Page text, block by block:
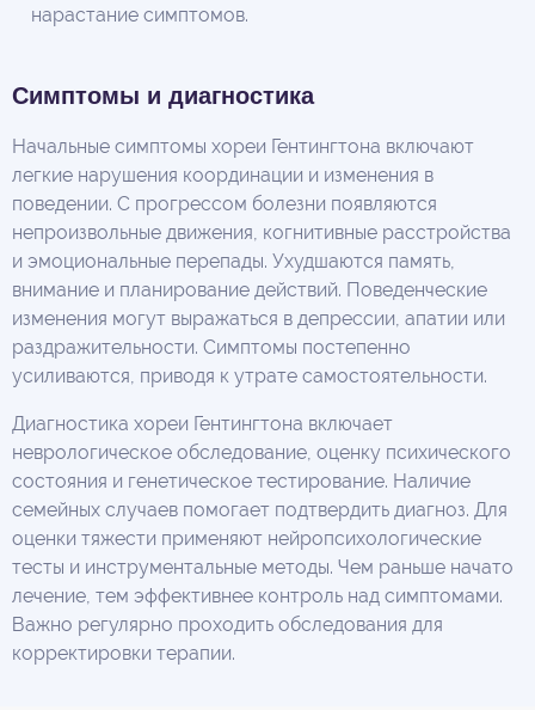
нарастание симптомов.
Симптомы и диагностика
Начальные симптомы хореи Гентингтона включают
легкие нарушения координации и изменения в
поведении. С прогрессом болезни появляются
непроизвольные движения, когнитивные расстройства
и эмоциональные перепады. Ухудшаются память,
внимание и планирование действий. Поведенческие
изменения могут выражаться в депрессии, апатии или
раздражительности. Симптомы постепенно
усиливаются, приводя к утрате самостоятельности.
Диагностика хореи Гентингтона включает
неврологическое обследование, оценку психического
состояния и генетическое тестирование. Наличие
семейных случаев помогает подтвердить диагноз. Для
оценки тяжести применяют нейропсихологические
тесты и инструментальные методы. Чем раньше начато
лечение, тем эффективнее контроль над симптомами.
Важно регулярно проходить обследования для
корректировки терапии.